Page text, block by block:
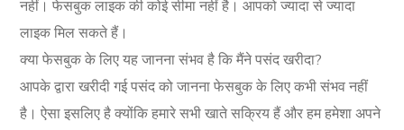
नहीं। फेसबुक लाइक की कोई सीमा नहीं है। आपको ज्यादा से ज्यादा
लाइक मिल सकते हैं।
क्या फेसबुक के लिए यह जानना संभव है कि मैंने पसंद खरीदा?
आपके द्वारा खरीदी गई पसंद को जानना फेसबुक के लिए कभी संभव नहीं
है। ऐसा इसलिए है क्योंकि हमारे सभी खाते सक्रिय हैं और हम हमेशा अपने